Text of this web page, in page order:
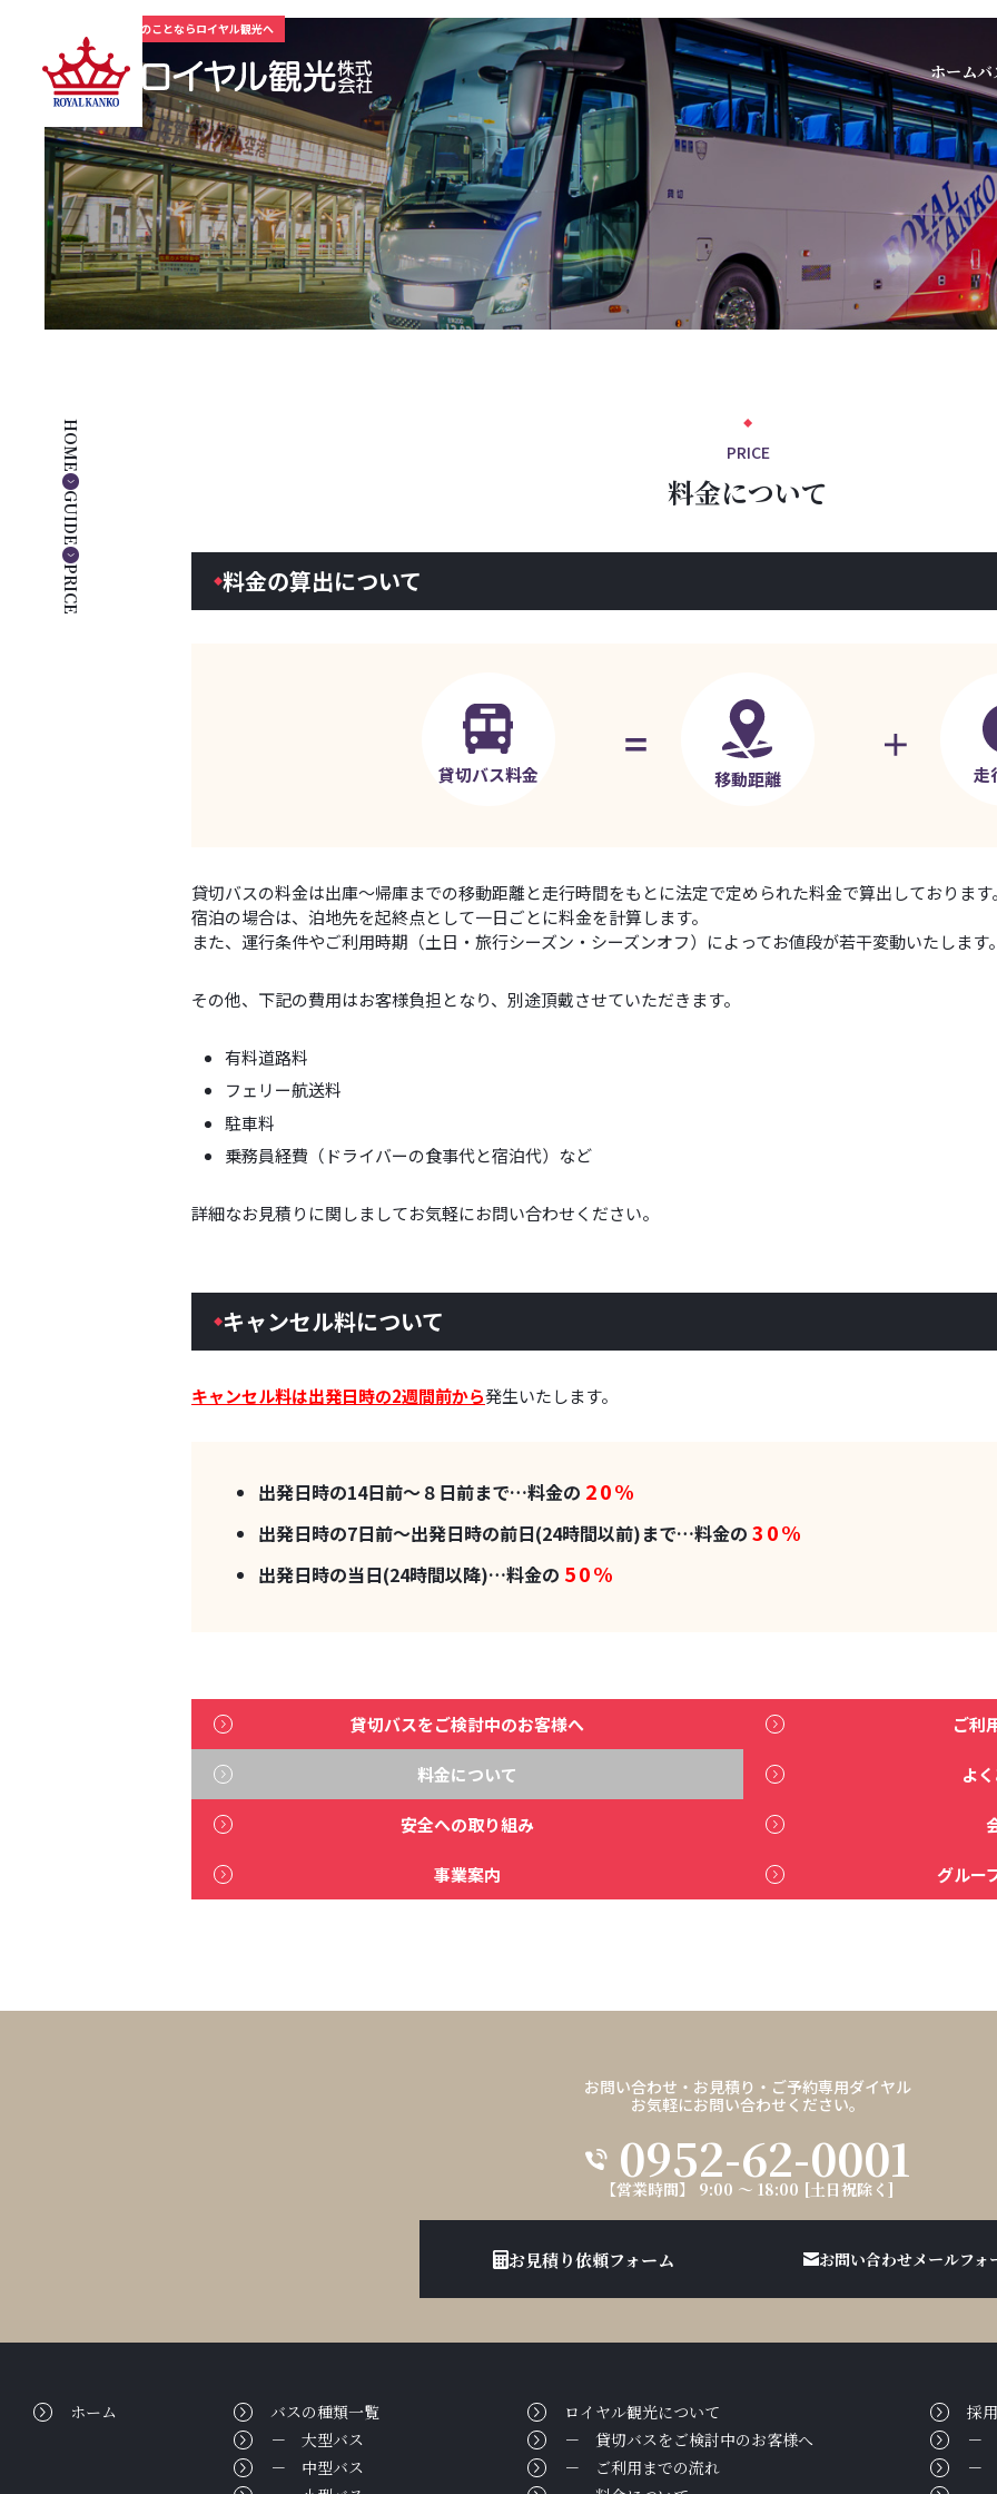
九州一円 - 貸切バスのことならロイヤル観光へ
ホームバ
PRICE
料金について
HOME
GUIDE
PRICE 料金の算出について
貸切バス料金 移動距離 走
貸切バスの料金は出庫～帰庫までの移動距離と走行時間をもとに法定で定められた料金で算出しております。
宿泊の場合は、泊地先を起終点として一日ごとに料金を計算します。
また、運行条件やご利用時期（土日・旅行シーズン・シーズンオフ）によってお値段が若干変動いたします。
その他、下記の費用はお客様負担となり、別途頂戴させていただきます。
有料道路料
フェリー航送料
駐車料
乗務員経費（ドライバーの食事代と宿泊代）など
詳細なお見積りに関しましてお気軽にお問い合わせください。
キャンセル料について
キャンセル料は出発日時の2週間前から発生いたします。
出発日時の14日前～８日前まで…料金の 20%
出発日時の7日前～出発日時の前日(24時間以前)まで…料金の 30%
出発日時の当日(24時間以降)…料金の 50%
貸切バスをご検討中のお客様へ ご利
料金について よ
安全への取り組み
事業案内 グルー
お問い合わせ・お見積り・ご予約専用ダイヤル
お気軽にお問い合わせください。
0952-62-0001
【営業時間】 9:00 ～ 18:00 [土日祝除く]
お見積り依頼フォーム お問い合わせメールフォ
ホーム
バスの種類一覧
大型バス
中型バス
ロイヤル観光について
貸切バスをご検討中のお客様へ
ご利用までの流れ
採